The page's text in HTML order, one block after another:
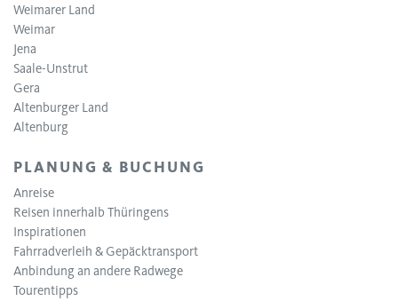
Weimarer Land
Weimar
Jena
Saale-Unstrut
Gera
Altenburger Land
Altenburg
PLANUNG & BUCHUNG
Anreise
Reisen innerhalb Thüringens
Inspirationen
Fahrradverleih & Gepäcktransport
Anbindung an andere Radwege
Tourentipps